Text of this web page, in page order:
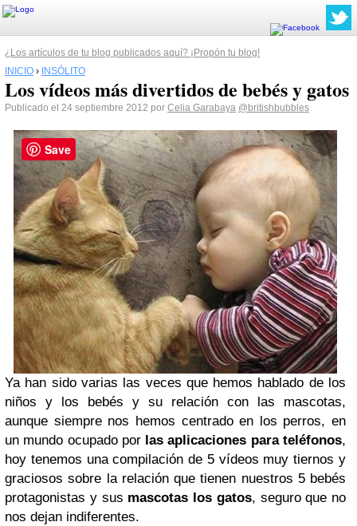
¿Los artículos de tu blog publicados aquí? ¡Propón tu blog!
INICIO › INSÓLITO
Los vídeos más divertidos de bebés y gatos
Publicado el 24 septiembre 2012 por Celia Garabaya @britishbubbles
Ya han sido varias las veces que hemos hablado de los
niños y los bebés y su relación con las mascotas,
aunque siempre nos hemos centrado en los perros, en
un mundo ocupado por las aplicaciones para teléfonos,
hoy tenemos una compilación de 5 vídeos muy tiernos y
graciosos sobre la relación que tienen nuestros 5 bebés
protagonistas y sus mascotas los gatos, seguro que no
nos dejan indiferentes.
Save